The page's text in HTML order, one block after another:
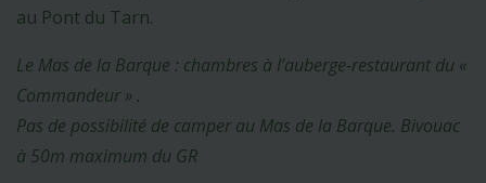
au Pont du Tarn.
Le Mas de la Barque : chambres à l’auberge-restaurant du «
Commandeur » .
Pas de possibilité de camper au Mas de la Barque. Bivouac
à 50m maximum du GR